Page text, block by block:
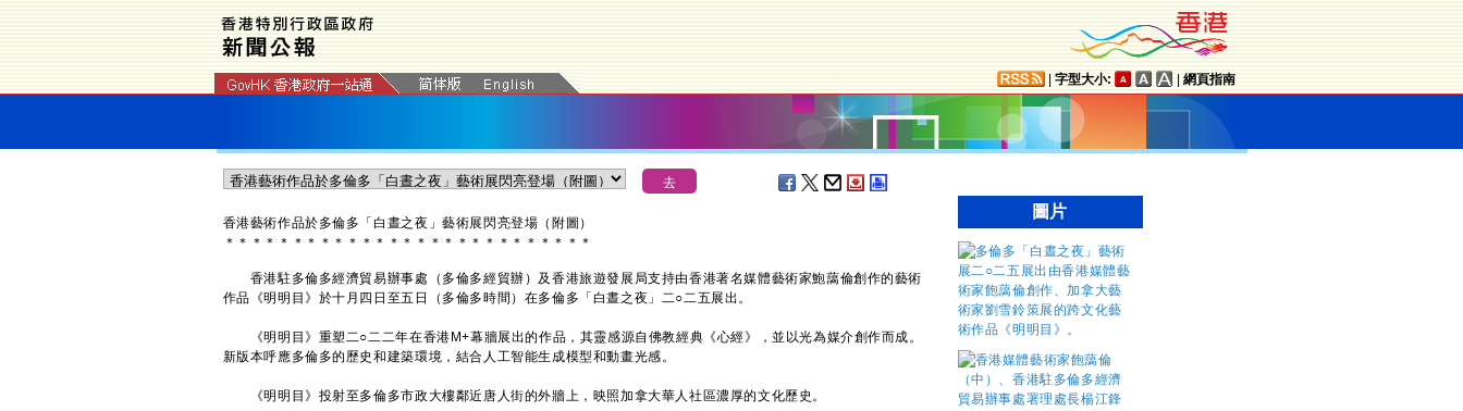
字型大小: 網頁指南
香港藝術作品於多倫多「白晝之夜」藝術展閃亮登場（附圖）
＊ ＊ ＊ ＊ ＊ ＊ ＊ ＊ ＊ ＊ ＊ ＊ ＊ ＊ ＊ ＊ ＊ ＊ ＊ ＊ ＊ ＊ ＊ ＊ ＊ ＊ ＊
香港駐多倫多經濟貿易辦事處（多倫多經貿辦）及香港旅遊發展局支持由香港著名媒體藝術家鮑藹倫創作的藝術
作品《明明目》於十月四日至五日（多倫多時間）在多倫多「白晝之夜」二○二五展出。
《明明目》重塑二○二二年在香港M+幕牆展出的作品，其靈感源自佛教經典《心經》，並以光為媒介創作而成。
新版本呼應多倫多的歷史和建築環境，結合人工智能生成模型和動畫光感。
《明明目》投射至多倫多市政大樓鄰近唐人街的外牆上，映照加拿大華人社區濃厚的文化歷史。
圖片